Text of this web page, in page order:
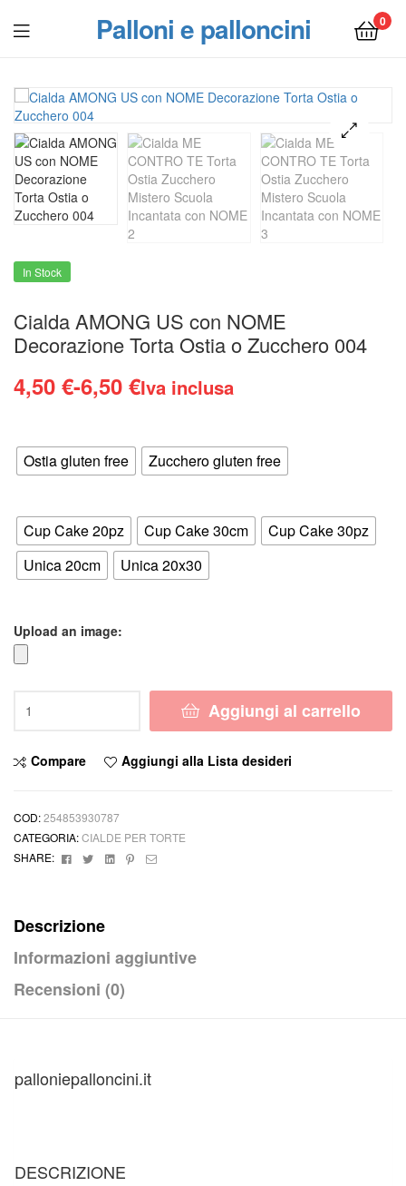
Palloni e palloncini 0
Menu
In Stock
Cialda AMONG US con NOME
Decorazione Torta Ostia o Zucchero 004
4,50 €-6,50 €
Fascia
prezzo:
da
4,50 €
a
6,50 €
Iva inclusa
Ostia gluten free Zucchero gluten free
Cup Cake 20pz Cup Cake 30cm
Cup Cake 30pz
Unica 20cm
Unica 20x30
Upload an image:
AMONG
con
NOME
Ostia
o
Zucchero
Aggiungi al carrello
Compare Aggiungi alla Lista desideri
COD:254853930787
CATEGORIA:CIALDE PER TORTE
SHARE:
FacebookTwitterLinkedinPinterest
Email
Descrizione
Informazioni aggiuntive
Recensioni (0)
palloniepalloncini.it
DESCRIZIONE